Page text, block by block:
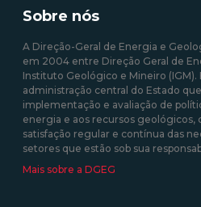
Sobre nós
A Direção-Geral de Energia e
em 2004 entre Direção Geral de
Instituto Geológico e Mineiro (IGM).
administração central do Estado
implementação e avaliação de
energia e aos recursos geológicos,
satisfação regular e contínua das
setores que estão sob sua
Mais sobre a DGEG